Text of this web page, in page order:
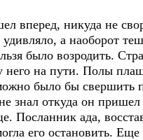
никуда не
удивляло, а наоборот
было возродить.
него на пути. Полы
было бы свершить
знал откуда он пришел
Посланник ада,
его остановить.